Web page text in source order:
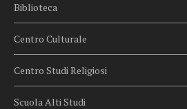
Biblioteca
Centro Culturale
Centro Studi Religiosi
Scuola Alti Studi